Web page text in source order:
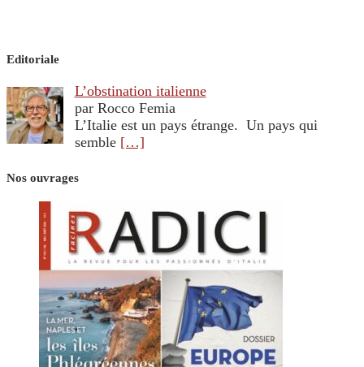
Editoriale
L’obstination italienne
par Rocco Femia
L’Italie est un pays étrange. Un pays qui
semble […]
Nos ouvrages